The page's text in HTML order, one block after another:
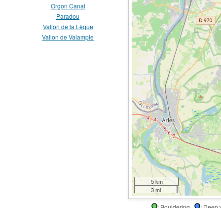
Orgon Canal
Paradou
Vallon de la Lèque
Vallon de Valample
5 km
3 mi